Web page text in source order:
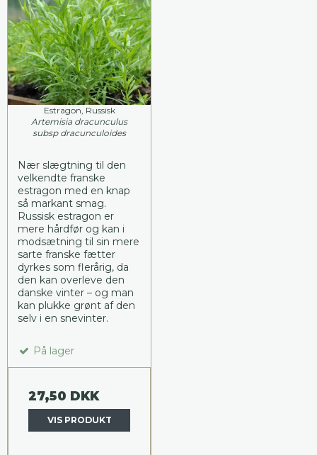
Estragon, Russisk
Artemisia dracunculus
subsp dracunculoides
Nær slægtning til den
velkendte franske
estragon med en knap
så markant smag.
Russisk estragon er
mere hårdfør og kan i
modsætning til sin mere
sarte franske fætter
dyrkes som flerårig, da
den kan overleve den
danske vinter – og man
kan plukke grønt af den
selv i en snevinter.
På lager
27,50 DKK
VIS PRODUKT